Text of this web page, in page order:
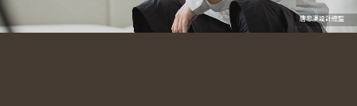
唐忠漢設計總監